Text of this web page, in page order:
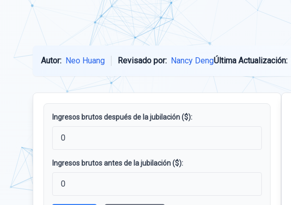
Autor: Neo Huang Revisado por: Nancy DengÚltima Actualización:
Ingresos brutos después de la jubilación ($):
Ingresos brutos antes de la jubilación ($):